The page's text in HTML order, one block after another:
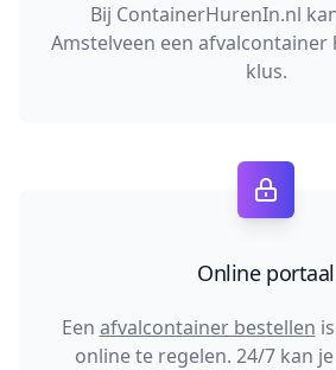
Bij ContainerHurenIn.nl
Amstelveen een
klus.
Online portaal
Een afvalcontainer bestellen
online te regelen. 24/7 kan